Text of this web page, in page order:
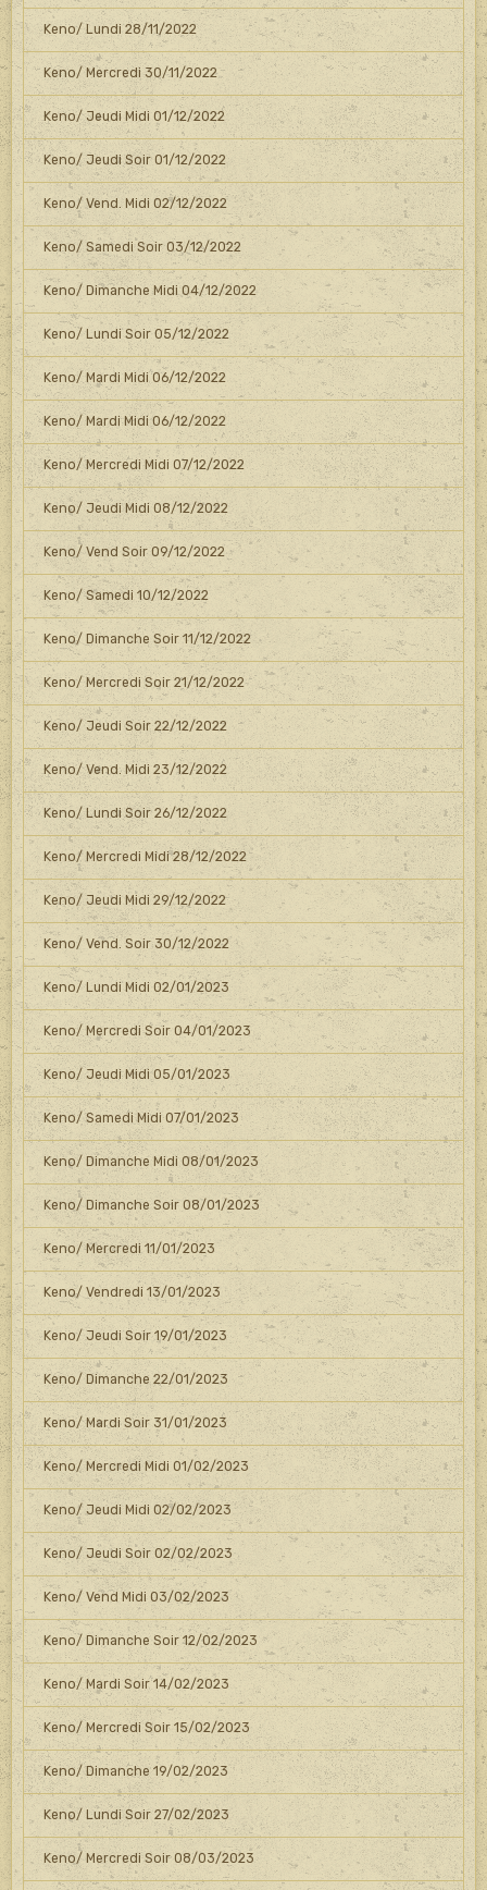
Keno/ Lundi 28/11/2022
Keno/ Mercredi 30/11/2022
Keno/ Jeudi Midi 01/12/2022
Keno/ Jeudi Soir 01/12/2022
Keno/ Vend. Midi 02/12/2022
Keno/ Samedi Soir 03/12/2022
Keno/ Dimanche Midi 04/12/2022
Keno/ Lundi Soir 05/12/2022
Keno/ Mardi Midi 06/12/2022
Keno/ Mardi Midi 06/12/2022
Keno/ Mercredi Midi 07/12/2022
Keno/ Jeudi Midi 08/12/2022
Keno/ Vend Soir 09/12/2022
Keno/ Samedi 10/12/2022
Keno/ Dimanche Soir 11/12/2022
Keno/ Mercredi Soir 21/12/2022
Keno/ Jeudi Soir 22/12/2022
Keno/ Vend. Midi 23/12/2022
Keno/ Lundi Soir 26/12/2022
Keno/ Mercredi Midi 28/12/2022
Keno/ Jeudi Midi 29/12/2022
Keno/ Vend. Soir 30/12/2022
Keno/ Lundi Midi 02/01/2023
Keno/ Mercredi Soir 04/01/2023
Keno/ Jeudi Midi 05/01/2023
Keno/ Samedi Midi 07/01/2023
Keno/ Dimanche Midi 08/01/2023
Keno/ Dimanche Soir 08/01/2023
Keno/ Mercredi 11/01/2023
Keno/ Vendredi 13/01/2023
Keno/ Jeudi Soir 19/01/2023
Keno/ Dimanche 22/01/2023
Keno/ Mardi Soir 31/01/2023
Keno/ Mercredi Midi 01/02/2023
Keno/ Jeudi Midi 02/02/2023
Keno/ Jeudi Soir 02/02/2023
Keno/ Vend Midi 03/02/2023
Keno/ Dimanche Soir 12/02/2023
Keno/ Mardi Soir 14/02/2023
Keno/ Mercredi Soir 15/02/2023
Keno/ Dimanche 19/02/2023
Keno/ Lundi Soir 27/02/2023
Keno/ Mercredi Soir 08/03/2023